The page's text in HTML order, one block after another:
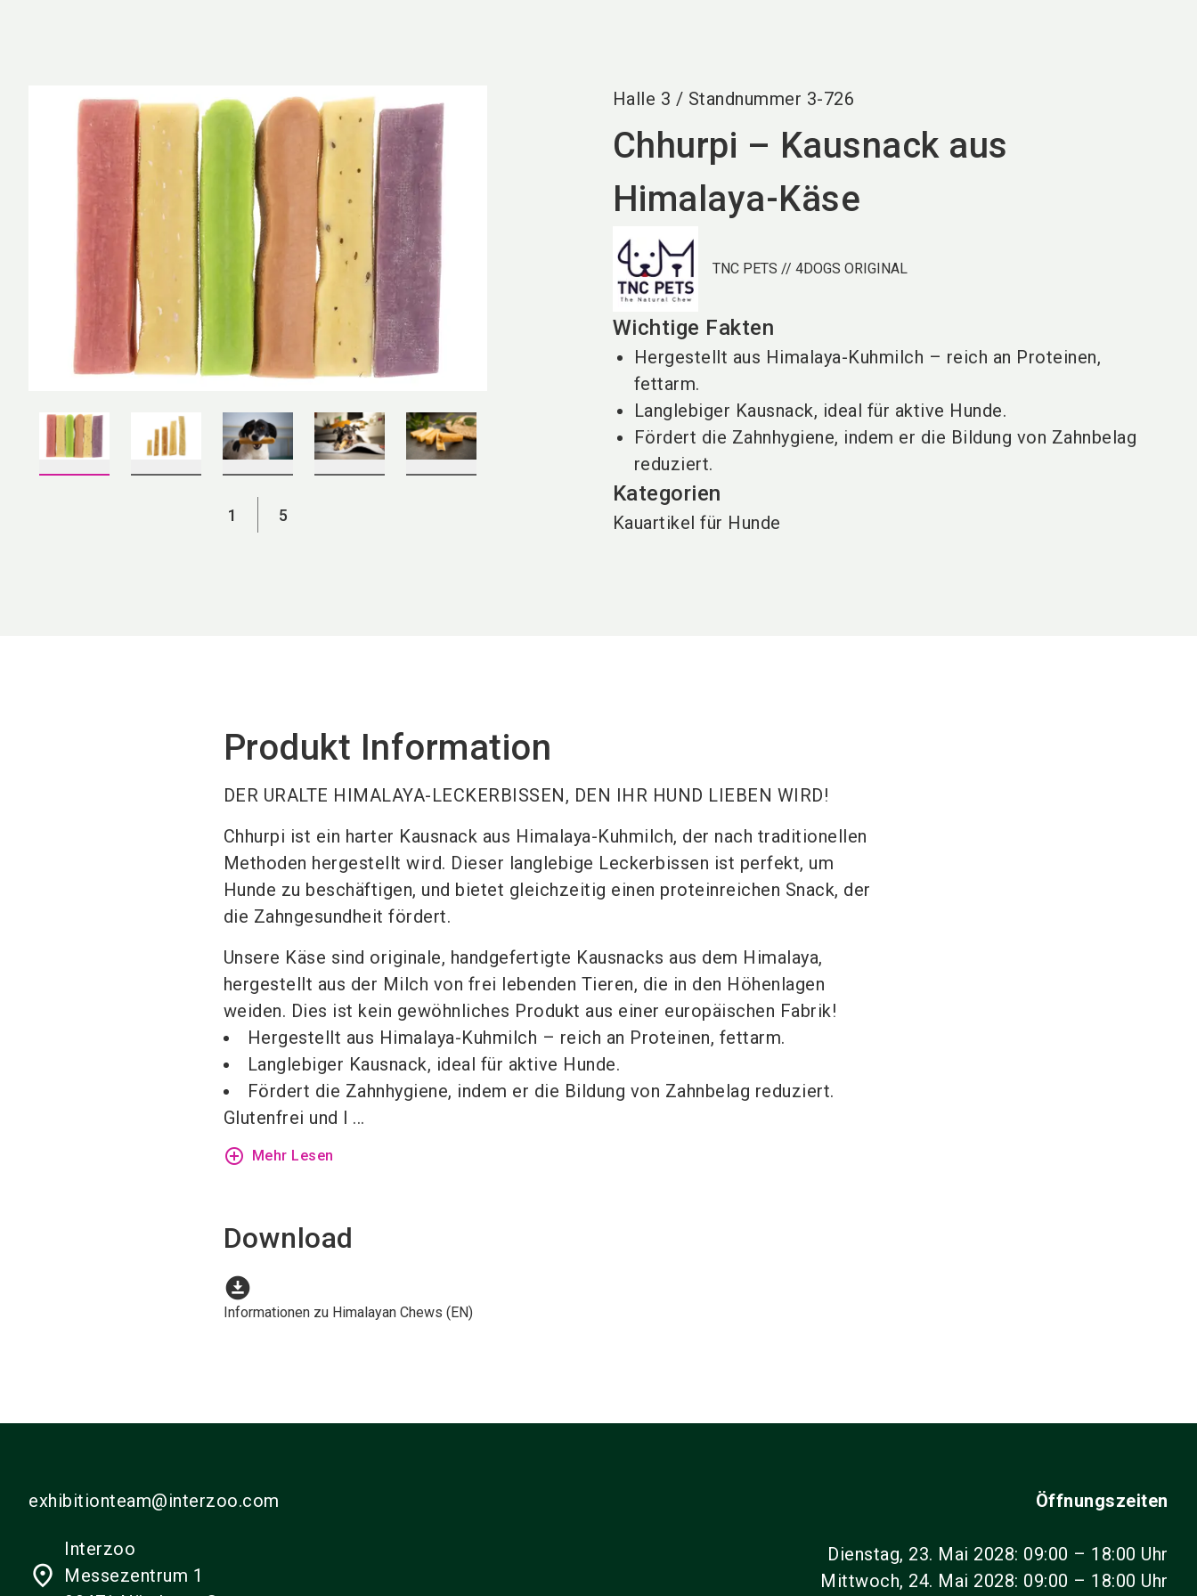
1 5
Halle 3 / Standnummer 3-726
Chhurpi – Kausnack aus
Himalaya-Käse
TNC PETS // 4DOGS ORIGINAL
Wichtige Fakten
Hergestellt aus Himalaya-Kuhmilch – reich an Proteinen,
fettarm.
Langlebiger Kausnack, ideal für aktive Hunde.
Fördert die Zahnhygiene, indem er die Bildung von Zahnbelag
reduziert.
Kategorien
Kauartikel für Hunde
Produkt Information
DER URALTE HIMALAYA-LECKERBISSEN, DEN IHR HUND LIEBEN WIRD!
Chhurpi ist ein harter Kausnack aus Himalaya-Kuhmilch, der nach traditionellen
Methoden hergestellt wird. Dieser langlebige Leckerbissen ist perfekt, um
Hunde zu beschäftigen, und bietet gleichzeitig einen proteinreichen Snack, der
die Zahngesundheit fördert.
Unsere Käse sind originale, handgefertigte Kausnacks aus dem Himalaya,
hergestellt aus der Milch von frei lebenden Tieren, die in den Höhenlagen
weiden. Dies ist kein gewöhnliches Produkt aus einer europäischen Fabrik!
Hergestellt aus Himalaya-Kuhmilch – reich an Proteinen, fettarm.
Langlebiger Kausnack, ideal für aktive Hunde.
Fördert die Zahnhygiene, indem er die Bildung von Zahnbelag reduziert.
Glutenfrei und l ...
add_circle_outline Mehr Lesen
Download
download_for_offline
Informationen zu Himalayan Chews (EN)
exhibitionteam@interzoo.com
place
Interzoo
Messezentrum 1
Öffnungszeiten
Dienstag, 23. Mai 2028: 09:00 – 18:00 Uhr
Mittwoch, 24. Mai 2028: 09:00 – 18:00 Uhr